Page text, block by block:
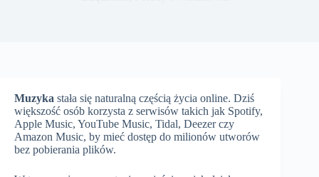
Muzyka stała się naturalną częścią życia online. Dziś
większość osób korzysta z serwisów takich jak Spotify,
Apple Music, YouTube Music, Tidal, Deezer czy
Amazon Music, by mieć dostęp do milionów utworów
bez pobierania plików.